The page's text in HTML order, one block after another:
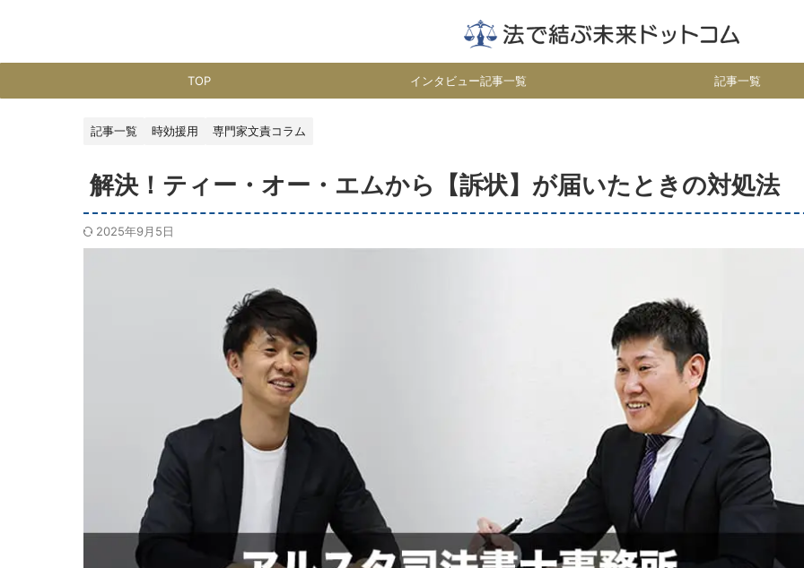
TOP インタビュー記事一覧 記事一覧
記事一覧 時効援用 専門家文責コラム
解決！ティー・オー・エムから【訴状】が届いたときの対処法
2025年9月5日